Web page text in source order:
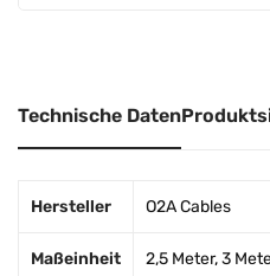
Technische Daten
Hersteller O2A Cables
Maßeinheit 2,5 Meter,3